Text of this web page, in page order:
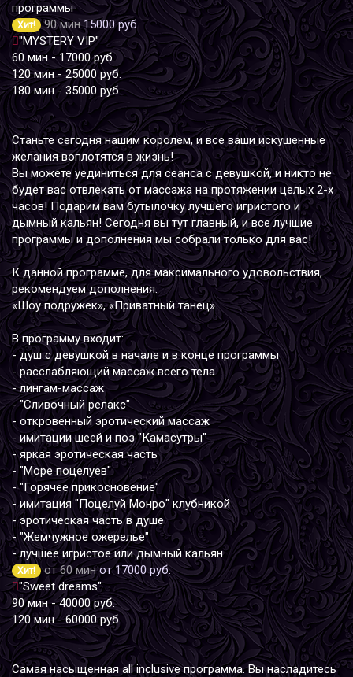
программы
Хит! 90 мин 15000 руб
"MYSTERY VIP"
60 мин - 17000 руб.
120 мин - 25000 руб.
180 мин - 35000 руб.
Станьте сегодня нашим королем, и все ваши искушенные
желания воплотятся в жизнь!
Вы можете уединиться для сеанса с девушкой, и никто не
будет вас отвлекать от массажа на протяжении целых 2-х
часов! Подарим вам бутылочку лучшего игристого и
дымный кальян! Сегодня вы тут главный, и все лучшие
программы и дополнения мы собрали только для вас!
К данной программе, для максимального удовольствия,
рекомендуем дополнения:
«Шоу подружек», «Приватный танец».
В программу входит:
- душ с девушкой в начале и в конце программы
- расслабляющий массаж всего тела
- лингам-массаж
- "Сливочный релакс"
- откровенный эротический массаж
- имитации шеей и поз "Камасутры"
- яркая эротическая часть
- "Море поцелуев"
- "Горячее прикосновение"
- имитация "Поцелуй Монро" клубникой
- эротическая часть в душе
- "Жемчужное ожерелье"
- лучшее игристое или дымный кальян
Хит! от 60 мин от 17000 руб.
"Sweet dreams"
90 мин - 40000 руб.
120 мин - 60000 руб.
Самая насыщенная all inclusive программа. Вы насладитесь